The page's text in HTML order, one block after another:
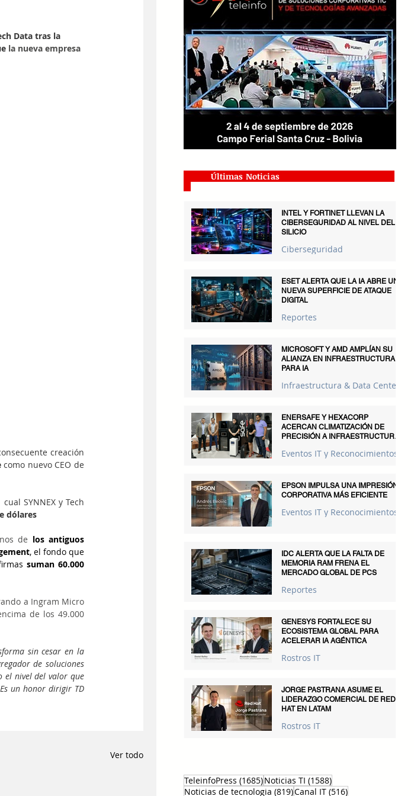
Data tras la
la nueva empresa
creación
como nuevo CEO de
SYNNEX y Tech
dólares
de los antiguos
, el fondo que
suman 60.000
a Ingram Micro
de los 49.000
sin cesar en la
de soluciones
el nivel del valor que
un honor dirigir TD
Ver todo
Últimas Noticias
INTEL Y FORTINET LLEVAN LA
CIBERSEGURIDAD AL NIVEL DEL
SILICIO
Ciberseguridad
ESET ALERTA QUE LA IA ABRE UNA
NUEVA SUPERFICIE DE ATAQUE
DIGITAL
Reportes
MICROSOFT Y AMD AMPLÍAN SU
ALIANZA EN INFRAESTRUCTURA
PARA IA
Infraestructura & Data Centers
ENERSAFE Y HEXACORP
ACERCAN CLIMATIZACIÓN DE
PRECISIÓN A INFRAESTRUCTURAS
Eventos IT y Reconocimientos
EPSON IMPULSA UNA IMPRESIÓN
CORPORATIVA MÁS EFICIENTE
Eventos IT y Reconocimientos
IDC ALERTA QUE LA FALTA DE
MEMORIA RAM FRENA EL
MERCADO GLOBAL DE PCS
Reportes
GENESYS FORTALECE SU
ECOSISTEMA GLOBAL PARA
ACELERAR IA AGÉNTICA
Rostros IT
JORGE PASTRANA ASUME EL
LIDERAZGO COMERCIAL DE RED
HAT EN LATAM
Rostros IT
TeleinfoPress (1685)1685 entradas
Noticias TI (1588)1588 entradas
Noticias de tecnologia (819)819 entradas
Canal IT (516)516 entradas